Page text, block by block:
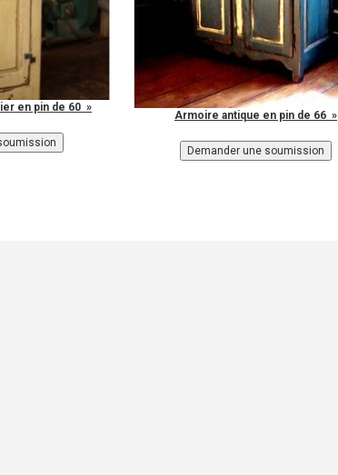
en pin de 60 »
Armoire antique en pin de 66 »